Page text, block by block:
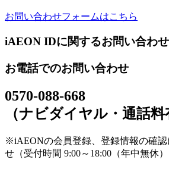
お問い合わせフォームはこちら
iAEON IDに関するお問い合わせ
お電話でのお問い合わせ
0570-088-668
（ナビダイヤル・通話料
※iAEONの会員登録、登録情報の確
せ（受付時間 9:00～18:00（年中無休）